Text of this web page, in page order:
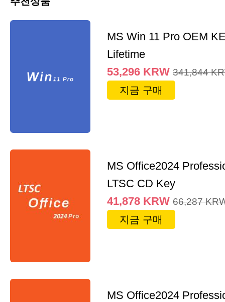
MS Win 11 Pro OEM
Lifetime
53,296 KRW 341,844
지금 구매
MS Office2024
LTSC CD Key
41,878 KRW 66,287
지금 구매
MS Office2024